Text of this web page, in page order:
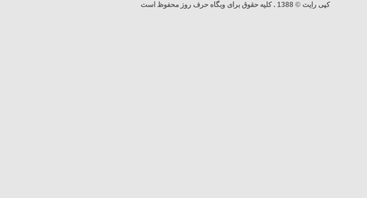
کپی رایت © 1388 . کلیه حقوق برای وبگاه حرف روز محفوظ است